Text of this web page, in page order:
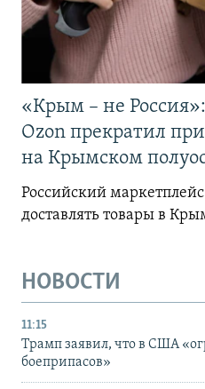
«Крым – не
Ozon прекратил
на Крымском
Российский
доставлять товары в
НОВОСТИ
11:15
Трамп заявил, что в США
боеприпасов»